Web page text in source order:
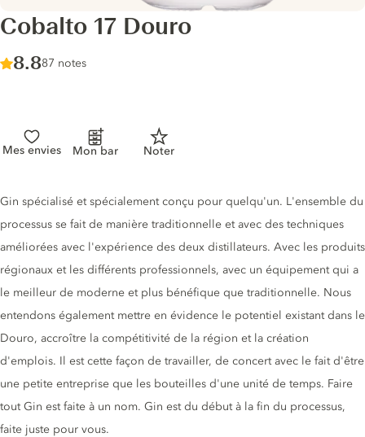
Cobalto 17 Douro
Score :
8.8/ 10
87 notes
Mes envies Mon bar Noter
Description du gin
Gin spécialisé et spécialement conçu pour quelqu'un. L'ensemble du
processus se fait de manière traditionnelle et avec des techniques
améliorées avec l'expérience des deux distillateurs. Avec les produits
régionaux et les différents professionnels, avec un équipement qui a
le meilleur de moderne et plus bénéfique que traditionnelle. Nous
entendons également mettre en évidence le potentiel existant dans le
Douro, accroître la compétitivité de la région et la création
d'emplois. Il est cette façon de travailler, de concert avec le fait d'être
une petite entreprise que les bouteilles d'une unité de temps. Faire
tout Gin est faite à un nom. Gin est du début à la fin du processus,
faite juste pour vous.